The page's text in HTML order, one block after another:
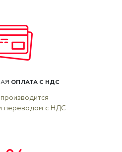
ОПЛАТА С НДС
переводом с НДС